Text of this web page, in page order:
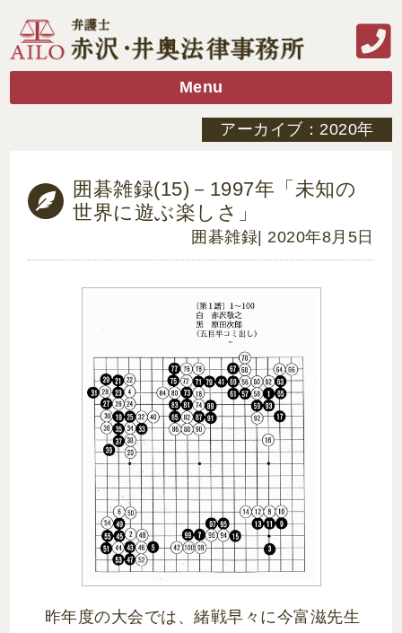
Menu
アーカイブ：2020年
囲碁雑録(15)－1997年「未知の
世界に遊ぶ楽しさ」
囲碁雑録 | 2020年8月5日
昨年度の大会では、緒戦早々に今富滋先生